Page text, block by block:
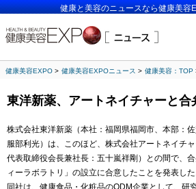
健康と美容のニュースなら健康美容
健康美容EXPO 健康美容EXPOニュース 健康美容：TOP
東洋新薬、アートネイチャーと合
株式会社東洋新薬（本社：福岡県福岡市、本部：
服部利光）は、このほど、株式会社アートネイチ
代表取締役会長兼社長：五十嵐祥剛）との間で、
ィーラボラトリ」の設立に合意したことを発表した
同社は、健康食品・化粧品のODM企業として、研